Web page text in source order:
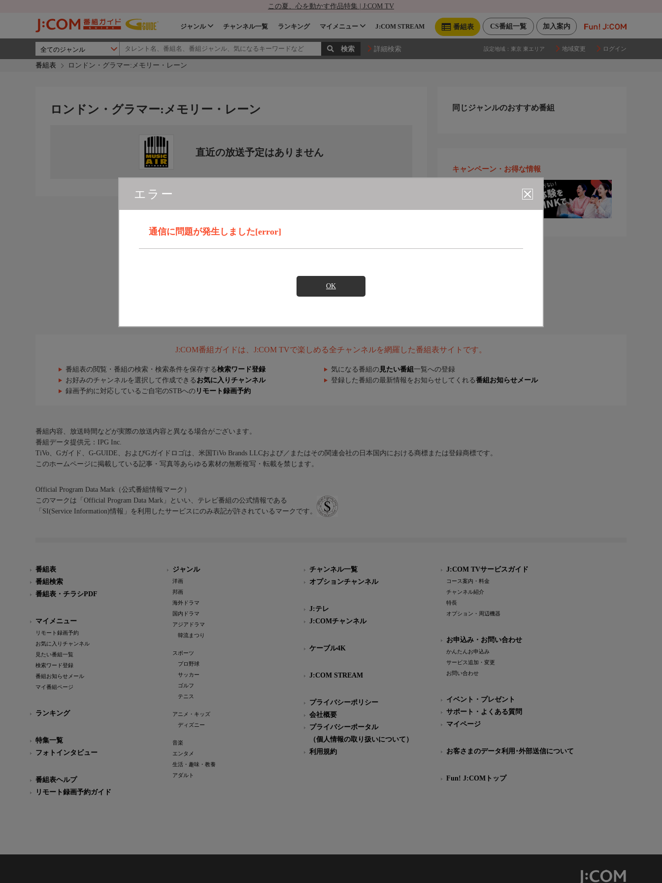
この夏、心を動かす作品特集 | J:COM TV
加入案内
CS番組一覧
番組表
ジャンル チャンネル一覧 ランキング マイメニュー J:COM STREAM
詳細検索 設定地域： 東京 東エリア 地域変更 ログイン
番組表 ロンドン・グラマー:メモリー・レーン
エラー
通信に問題が発生しました[error]
OK
ロンドン・グラマー:メモリー・レーン
直近の放送予定はありません
同じジャンルのおすすめ番組
キャンペーン・お得な情報
J:COM番組ガイドは、J:COM TVで楽しめる全チャンネルを網羅した番組表サイトです。
番組表の閲覧・番組の検索・検索条件を保存する検索ワード登録 気になる番組の 見たい番組 一覧への登録
お好みのチャンネルを選択して作成できる お気に入りチャンネル 登録した番組の最新情報をお知らせしてくれる番組お知らせメール
録画予約に対応しているご自宅のSTBへの リモート録画予約
番組内容、放送時間などが実際の放送内容と異なる場合がございます。
番組データ提供元：IPG Inc.
TiVo、Gガイド、G-GUIDE、およびGガイドロゴは、米国TiVo Brands LLCおよび／またはその関連会社の日本国内における商標または登録商標です。
このホームページに掲載している記事・写真等あらゆる素材の無断複写・転載を禁じます。
Official Program Data Mark（公式番組情報マーク）
このマークは「Official Program Data Mark」といい、テレビ番組の公式情報である
「SI(Service Information)情報」を利用したサービスにのみ表記が許されているマークです。
番組表
番組検索
番組表・チラシPDF
マイメニュー
リモート録画予約
お気に入りチャンネル
見たい番組一覧
検索ワード登録
番組お知らせメール
マイ番組ページ
ランキング
特集一覧
フォトインタビュー
番組表ヘルプ
リモート録画予約ガイド
ジャンル
洋画
邦画
海外ドラマ
国内ドラマ
アジアドラマ
韓流まつり
スポーツ
プロ野球
サッカー
ゴルフ
テニス
アニメ・キッズ
ディズニー
音楽
エンタメ
生活・趣味・教養
アダルト
チャンネル一覧
オプションチャンネル
J:テレ
J:COMチャンネル
ケーブル4K
J:COM STREAM
プライバシーポリシー
会社概要
プライバシーポータル
（個人情報の取り扱いについて）
利用規約
J:COM TVサービスガイド
コース案内・料金
チャンネル紹介
特長
オプション・周辺機器
お申込み・お問い合わせ
かんたんお申込み
サービス追加・変更
お問い合わせ
イベント・プレゼント
サポート・よくある質問
マイページ
お客さまのデータ利用･外部送信について
Fun! J:COMトップ